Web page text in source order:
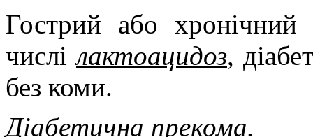
Гострий або
числілактоацидоз,
без коми.
Діабетична прекома.